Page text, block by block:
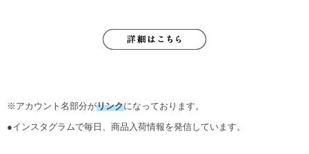
※アカウント名部分がリンクになっております。
●インスタグラムで毎日、商品入荷情報を発信しています。